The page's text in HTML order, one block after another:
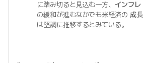
に踏み切ると見込む一方、 インフレ
の緩和が進むなかでも米経済の 成長
は堅調に推移するとみている。